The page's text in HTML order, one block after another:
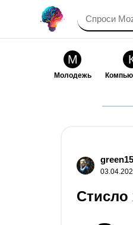
М
Молодежь
Стисло